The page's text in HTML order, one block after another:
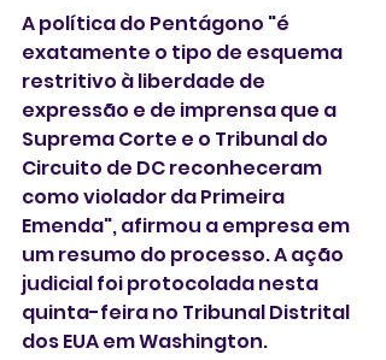
A política do Pentágono "é
exatamente o tipo de esquema
restritivo à liberdade de
expressão e de imprensa que a
Suprema Corte e o Tribunal do
Circuito de DC reconheceram
como violador da Primeira
Emenda", afirmou a empresa em
um resumo do processo. A ação
judicial foi protocolada nesta
quinta-feira no Tribunal Distrital
dos EUA em Washington.